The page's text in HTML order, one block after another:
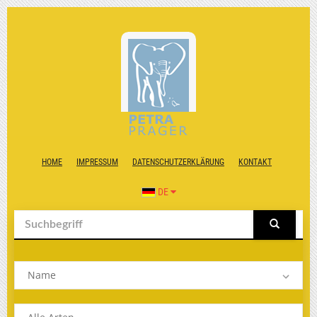
HOME IMPRESSUM DATENSCHUTZERKLÄRUNG KONTAKT
DE
Name